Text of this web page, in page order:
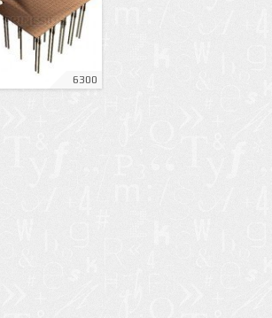
6300